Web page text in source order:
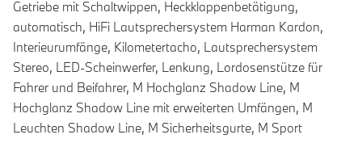
Getriebe mit Schaltwippen, Heckklappenbetätigung,
automatisch, HiFi Lautsprechersystem Harman Kardon,
Interieurumfänge, Kilometertacho, Lautsprechersystem
Stereo, LED-Scheinwerfer, Lenkung, Lordosenstütze für
Fahrer und Beifahrer, M Hochglanz Shadow Line, M
Hochglanz Shadow Line mit erweiterten Umfängen, M
Leuchten Shadow Line, M Sicherheitsgurte, M Sport